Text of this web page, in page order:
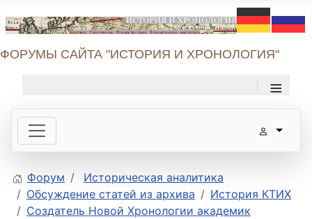
ФОРУМЫ САЙТА "ИСТОРИЯ И ХРОНОЛОГИЯ"
≡
Форум
Историческая аналитика
Обсуждение статей из архива
История КТИХ
Создатель Новой Хронологии академик